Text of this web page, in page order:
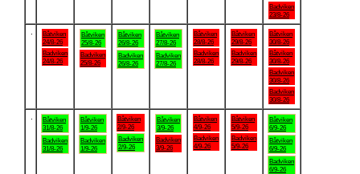
Badviken
23/8-26
Båtviken
24/8-26
Badviken
24/8-26
Båtviken
25/8-26
Badviken
25/8-26
Båtviken
26/8-26
Badviken
26/8-26
Båtviken
27/8-26
Badviken
27/8-26
Båtviken
28/8-26
Badviken
28/8-26
Båtviken
29/8-26
Badviken
29/8-26
Båtviken
30/8-26
Båtviken
30/8-26
Badviken
30/8-26
Badviken
30/8-26
Båtviken
31/8-26
Badviken
31/8-26
Båtviken
1/9-26
Badviken
1/9-26
Båtviken
2/9-26
Badviken
2/9-26
Båtviken
3/9-26
Badviken
3/9-26
Båtviken
4/9-26
Badviken
4/9-26
Båtviken
5/9-26
Badviken
5/9-26
Båtviken
6/9-26
Båtviken
6/9-26
Badviken
6/9-26